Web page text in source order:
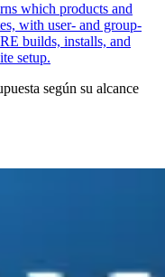
which products and
with user- and group-
builds, installs, and
setup.
según su alcance